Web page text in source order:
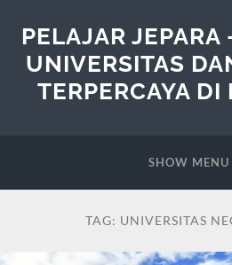
PELAJAR
UNIVERSITAS
TERPERCAYA
SHOW MENU
TAG: UNIVERSITAS